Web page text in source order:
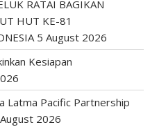
RATAI BAGIKAN
HUT KE-81
5 August 2026
Kesiapan
Latma Pacific Partnership
2026